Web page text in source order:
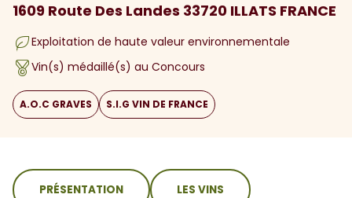
1609 Route Des Landes 33720 ILLATS FRANCE
Exploitation de haute valeur environnementale
Vin(s) médaillé(s) au Concours
A.O.C GRAVES S.I.G VIN DE FRANCE
sommaire
PRÉSENTATION LES VINS